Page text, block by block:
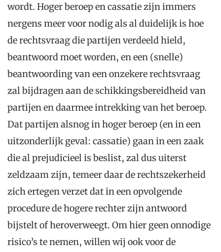
wordt. Hoger beroep en cassatie zijn immers
nergens meer voor nodig als al duidelijk is hoe
de rechtsvraag die partijen verdeeld hield,
beantwoord moet worden, en een (snelle)
beantwoording van een onzekere rechtsvraag
zal bijdragen aan de schikkingsbereidheid van
partijen en daarmee intrekking van het beroep.
Dat partijen alsnog in hoger beroep (en in een
uitzonderlijk geval: cassatie) gaan in een zaak
die al prejudicieel is beslist, zal dus uiterst
zeldzaam zijn, temeer daar de rechtszekerheid
zich ertegen verzet dat in een opvolgende
procedure de hogere rechter zijn antwoord
bijstelt of heroverweegt. Om hier geen onnodige
risico’s te nemen, willen wij ook voor de